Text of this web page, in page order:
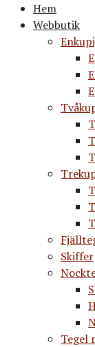
Hem
Webbutik
Skiffer
Tegel